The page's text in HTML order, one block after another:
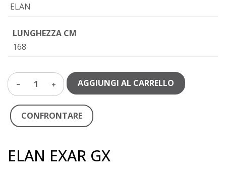
ELAN
LUNGHEZZA CM
168
1 AGGIUNGI AL CARRELLO
CONFRONTARE
ELAN EXAR GX